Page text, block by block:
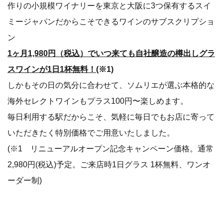
作りの小規模ワイナリーを東京と大阪に3つ保有するスイ
ミージャパンだからこそできるワインのサブスクリプショ
ン
1ヶ月1,980円（税込）でいつ来ても自社醸造の樽出しグラ
スワインが1日1杯無料！(※1)
しかもその日の気分に合わせて、ソムリエが選ぶ本格的な
海外セレクトワインもプラス100円〜楽しめます。
毎日利用する駅だからこそ、気軽に毎日でもお店に寄って
いただきたく特別価格でご用意いたしました。
(※1 リニューアルオープン記念キャンペーン価格。通常
2,980円(税込)予定。ご来店時1日グラス 1杯無料、ワンオ
ーダー制)